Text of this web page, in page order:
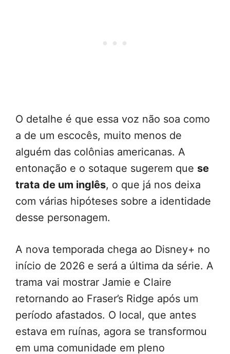
O detalhe é que essa voz não soa como
a de um escocês, muito menos de
alguém das colônias americanas. A
entonação e o sotaque sugerem que se
trata de um inglês, o que já nos deixa
com várias hipóteses sobre a identidade
desse personagem.
A nova temporada chega ao Disney+ no
início de 2026 e será a última da série. A
trama vai mostrar Jamie e Claire
retornando ao Fraser’s Ridge após um
período afastados. O local, que antes
estava em ruínas, agora se transformou
em uma comunidade em pleno